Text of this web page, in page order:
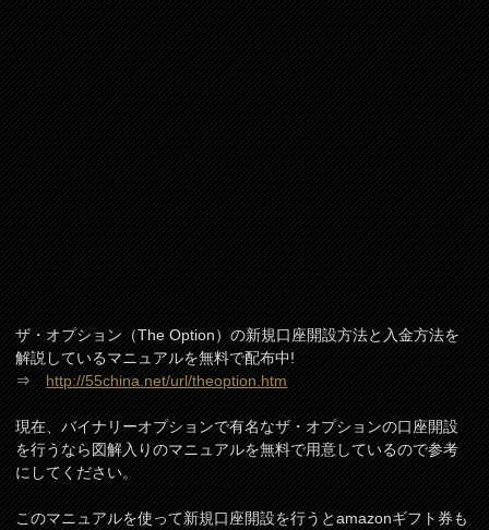
ザ・オプション（The Option）の新規口座開設方法と入金方法を
解説しているマニュアルを無料で配布中!
⇒http://55china.net/url/theoption.htm
現在、バイナリーオプションで有名なザ・オプションの口座開設
を行うなら図解入りのマニュアルを無料で用意しているので参考
にしてください。
このマニュアルを使って新規口座開設を行うとamazonギフト券も